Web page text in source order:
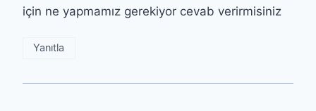
için ne yapmamız gerekiyor cevab verirmisiniz
Yanıtla